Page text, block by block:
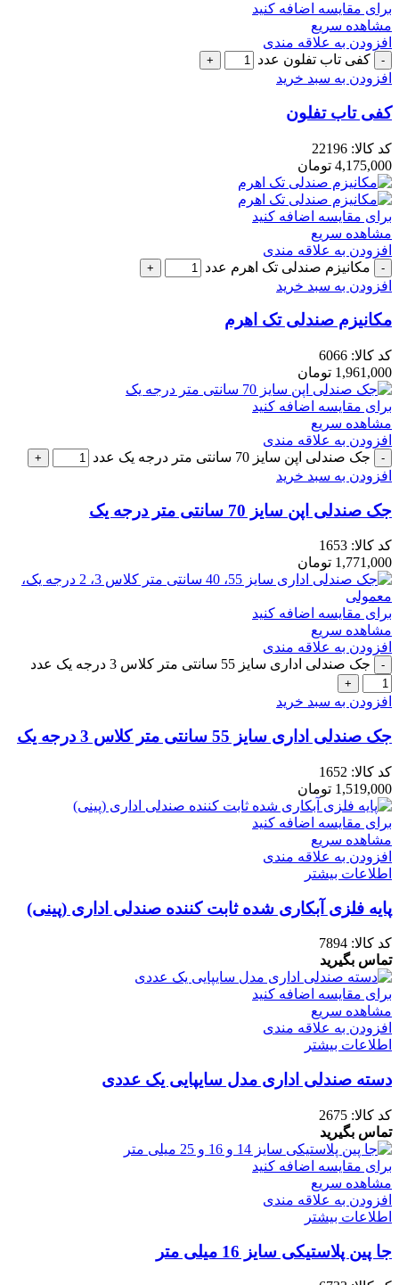
برای مقایسه اضافه کنید
مشاهده سریع
افزودن به علاقه مندی
کفی تاب تفلون عدد
افزودن به سبد خرید
کفی تاب تفلون
کد کالا: 22196
4,175,000 تومان
برای مقایسه اضافه کنید
مشاهده سریع
افزودن به علاقه مندی
مکانیزم صندلی تک اهرم عدد
افزودن به سبد خرید
مکانیزم صندلی تک اهرم
کد کالا: 6066
1,961,000 تومان
برای مقایسه اضافه کنید
مشاهده سریع
افزودن به علاقه مندی
جک صندلی اپن سایز 70 سانتی متر درجه یک عدد
افزودن به سبد خرید
جک صندلی اپن سایز 70 سانتی متر درجه یک
کد کالا: 1653
1,771,000 تومان
برای مقایسه اضافه کنید
مشاهده سریع
افزودن به علاقه مندی
جک صندلی اداری سایز 55 سانتی متر کلاس 3 درجه یک عدد
افزودن به سبد خرید
جک صندلی اداری سایز 55 سانتی متر کلاس 3 درجه یک
کد کالا: 1652
1,519,000 تومان
برای مقایسه اضافه کنید
مشاهده سریع
افزودن به علاقه مندی
اطلاعات بیشتر
پایه فلزی آبکاری شده ثابت کننده صندلی اداری (پینی)
کد کالا: 7894
تماس بگیرید
برای مقایسه اضافه کنید
مشاهده سریع
افزودن به علاقه مندی
اطلاعات بیشتر
دسته صندلی اداری مدل سایپایی یک عددی
کد کالا: 2675
تماس بگیرید
برای مقایسه اضافه کنید
مشاهده سریع
افزودن به علاقه مندی
اطلاعات بیشتر
جا پین پلاستیکی سایز 16 میلی متر